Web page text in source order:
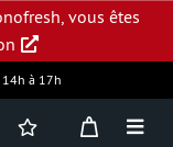
vous êtes
à 17h